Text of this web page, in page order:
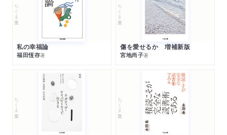
ちくま文庫
私の幸福論
福田恆存著
ちくま文庫
傷を愛せるか 増補新版
宮地尚子著
ちくま文庫 ちくま文庫